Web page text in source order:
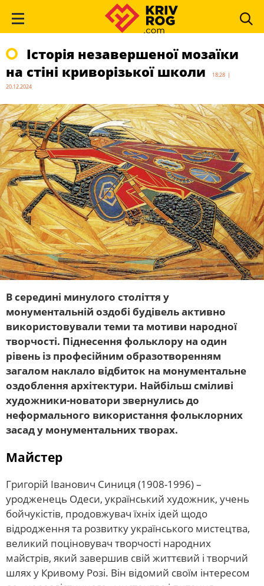
Історія незавершеної мозаїки
на стіні криворізької школи
18:28 |
20.12.2024
В середині минулого століття у
монументальній оздобі будівель активно
використовували теми та мотиви народної
творчості. Піднесення фольклору на один
рівень із професійним образотворенням
загалом наклало відбиток на монументальне
оздоблення архітектури. Найбільш сміливі
художники-новатори звернулись до
неформального використання фольклорних
засад у монументальних творах.
Майстер
Григорій Іванович Синиця (1908-1996) –
уродженець Одеси, український художник, учень
бойчукістів, продовжувач їхніх ідей щодо
відродження та розвитку українського мистецтва,
великий поціновувач творчості народних
майстрів, який завершив свій життєвий і творчий
шлях у Кривому Розі. Він відомий своїм інтересом